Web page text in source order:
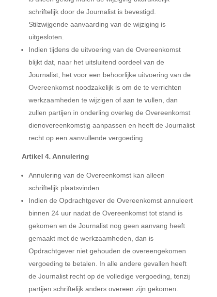
schriftelijk door de Journalist is bevestigd.
Stilzwijgende aanvaarding van de wijziging is
uitgesloten.
Indien tijdens de uitvoering van de Overeenkomst
blijkt dat, naar het uitsluitend oordeel van de
Journalist, het voor een behoorlijke uitvoering van de
Overeenkomst noodzakelijk is om de te verrichten
werkzaamheden te wijzigen of aan te vullen, dan
zullen partijen in onderling overleg de Overeenkomst
dienovereenkomstig aanpassen en heeft de Journalist
recht op een aanvullende vergoeding.
Artikel 4. Annulering
Annulering van de Overeenkomst kan alleen
schriftelijk plaatsvinden.
Indien de Opdrachtgever de Overeenkomst annuleert
binnen 24 uur nadat de Overeenkomst tot stand is
gekomen en de Journalist nog geen aanvang heeft
gemaakt met de werkzaamheden, dan is
Opdrachtgever niet gehouden de overeengekomen
vergoeding te betalen. In alle andere gevallen heeft
de Journalist recht op de volledige vergoeding, tenzij
partijen schriftelijk anders overeen zijn gekomen.